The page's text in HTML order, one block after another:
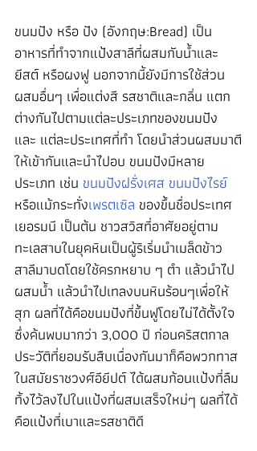
ขนมปัง หรือ ปัง (อังกฤษ:Bread) เป็น
อาหารที่ทำจากแป้งสาลีที่ผสมกับน้ำและ
ยีสต์ หรือผงฟู นอกจากนี้ยังมีการใช้ส่วน
ผสมอื่นๆ เพื่อแต่งสี รสชาติและกลิ่น แตก
ต่างกันไปตามแต่ละประเภทของขนมปัง
และ แต่ละประเทศที่ทำ โดยนำส่วนผสมมาตี
ให้เข้ากันและนำไปอบ ขนมปังมีหลาย
ประเภท เช่น ขนมปังฝรั่งเศส ขนมปังไรย์
หรือแม้กระทั่งเพรตเซิล ของขึ้นชื่อประเทศ
เยอรมนี เป็นต้น ชาวสวิสที่อาศัยอยู่ตาม
ทะเลสาบในยุคหินเป็นผู้ริเริ่มนำเมล็ดข้าว
สาลีมาบดโดยใช้ครกหยาบ ๆ ตำ แล้วนำไป
ผสมน้ำ แล้วนำไปเทลงบนหินร้อนๆเพื่อให้
สุก ผลที่ได้คือขนมปังที่ขึ้นฟูโดยไม่ได้ตั้งใจ
ซึ่งค้นพบมากว่า 3,000 ปี ก่อนคริสตกาล
ประวัติที่ยอมรับสืบเนื่องกันมาก็คือพวกทาส
ในสมัยราชวงศ์อียีปต์ ได้ผสมก้อนแป้งที่ลืม
ทิ้งไว้ลงไปในแป้งที่ผสมเสร็จใหม่ๆ ผลที่ได้
คือแป้งที่เบาและรสชาติดี